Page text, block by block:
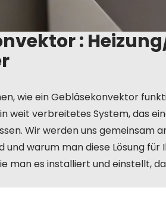
:
wie ein Gebläsekonvektor
weit verbreitetes System, das
Wir werden uns gemeinsam
und warum man diese Lösung
man es installiert und einstellt,